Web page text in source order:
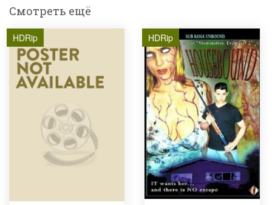
Смотреть ещё
HDRip HDRip